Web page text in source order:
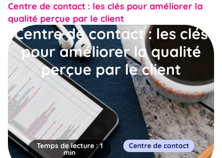
Centre de contact : les clés pour améliorer la
qualité perçue par le client
Centre de contact : les clés
pour améliorer la qualité
perçue par le client
Temps de lecture :1
min
Centre de contact